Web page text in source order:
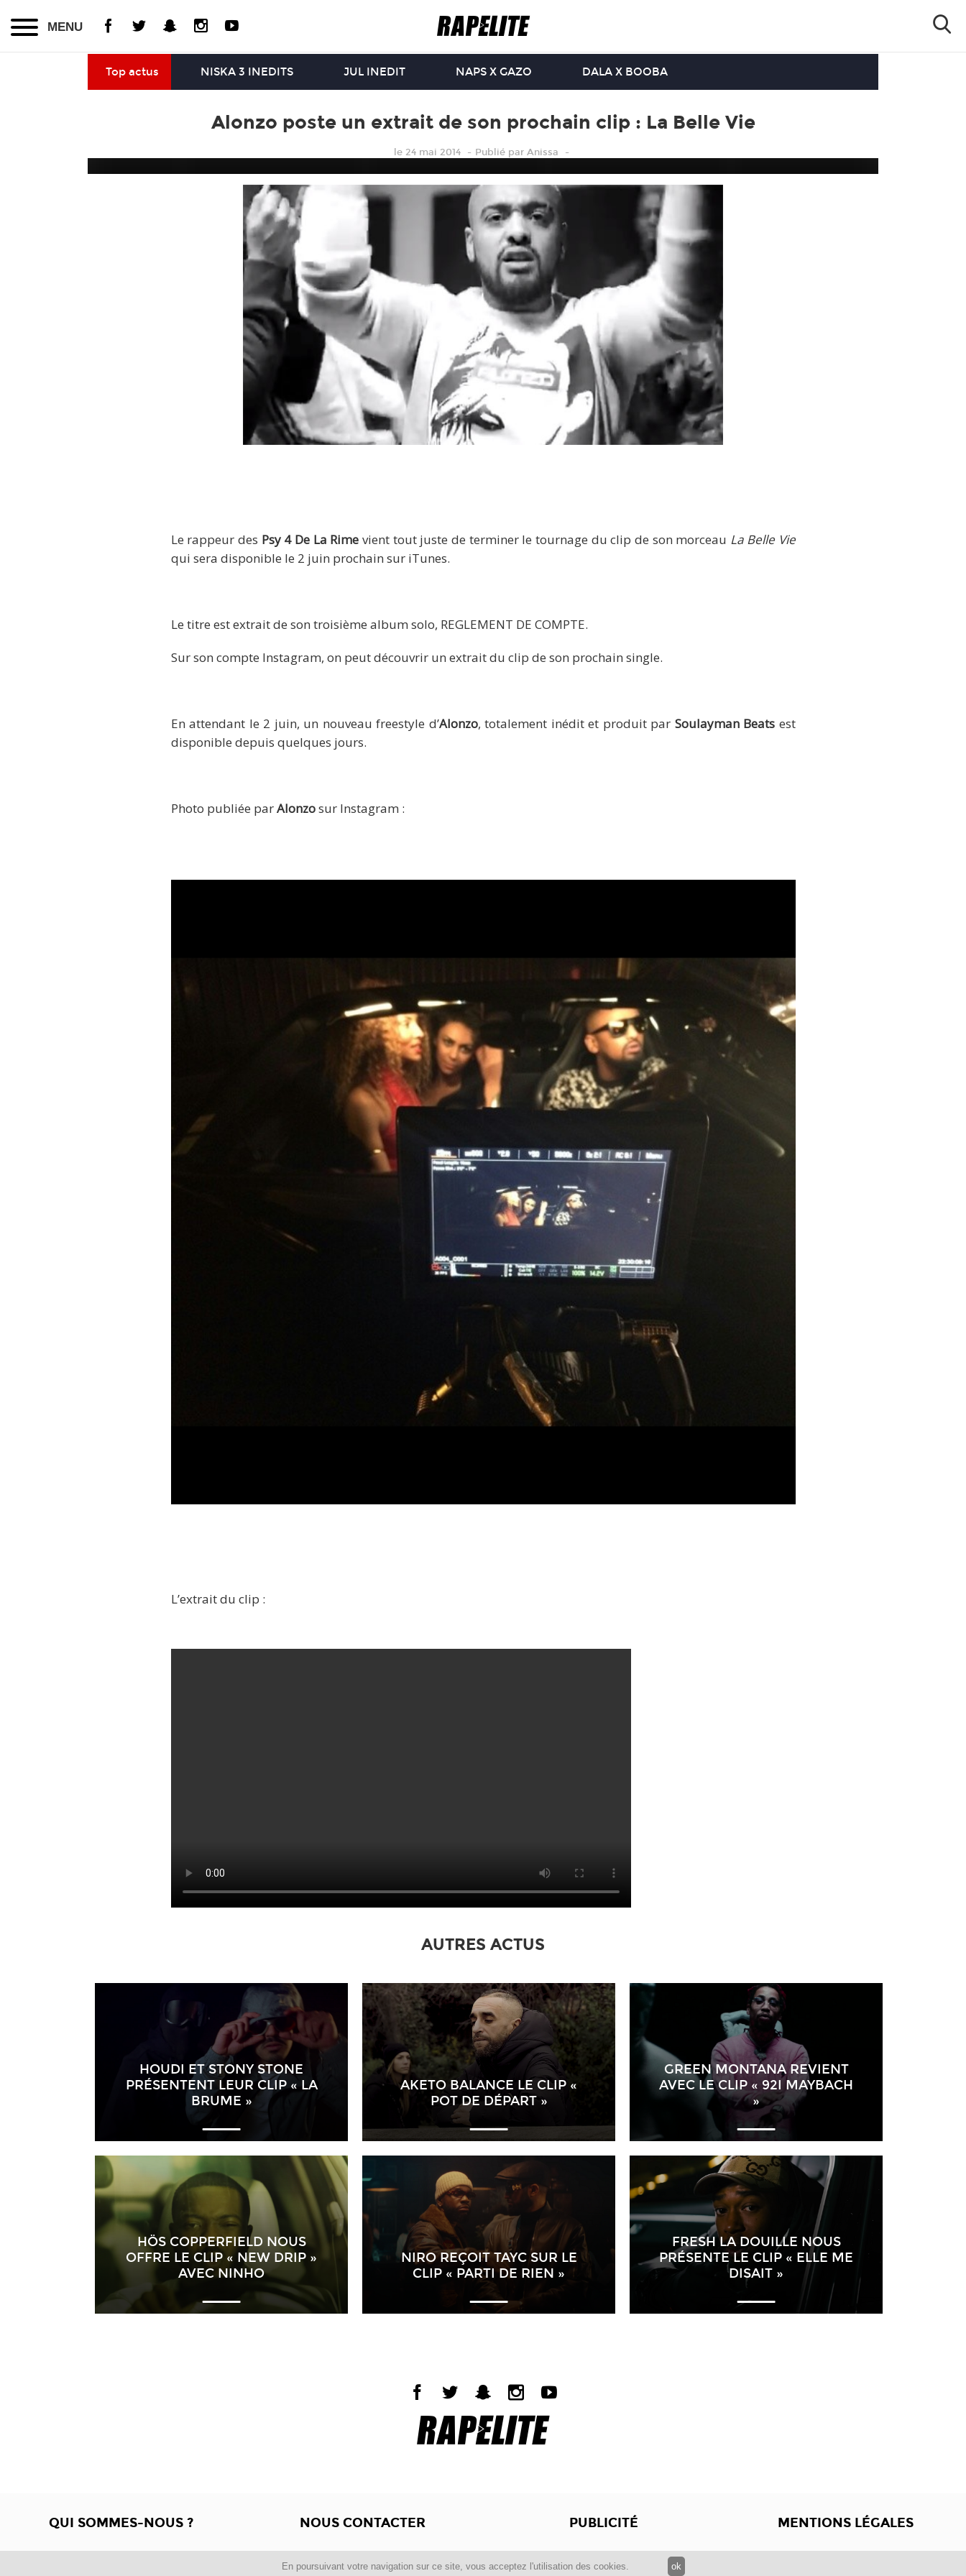
En poursuivant votre navigation sur ce site, vous acceptez l'utilisation des cookies. ok
MENU
Top actus NISKA 3 INEDITS JUL INEDIT NAPS X GAZO DALA X BOOBA
Alonzo poste un extrait de son prochain clip : La Belle Vie
le 24 mai 2014 Publiépar Anissa
Le rappeur des Psy 4 De La Rime vient tout juste de terminer le tournage du clip de son morceau La Belle Vie
qui sera disponible le 2 juin prochain sur iTunes.
Le titre est extrait de son troisième album solo, REGLEMENT DE COMPTE.
Sur son compte Instagram, on peut découvrir un extrait du clip de son prochain single.
En attendant le 2 juin, un nouveau freestyle d’Alonzo, totalement inédit et produit par Soulayman Beats est
disponible depuis quelques jours.
Photo publiée parAlonzosur Instagram :
L’extrait du clip :
AUTRES ACTUS
HOUDI ET STONY STONE
PRÉSENTENT LEUR CLIP « LA
BRUME »
AKETO BALANCE LE CLIP «
POT DE DÉPART »
GREEN MONTANA REVIENT
AVEC LE CLIP « 92I MAYBACH
»
HÖS COPPERFIELD NOUS
OFFRE LE CLIP « NEW DRIP »
AVEC NINHO
NIRO REÇOIT TAYC SUR LE
CLIP « PARTI DE RIEN »
FRESH LA DOUILLE NOUS
PRÉSENTE LE CLIP « ELLE ME
DISAIT »
QUI SOMMES-NOUS ? NOUS CONTACTER PUBLICITÉ MENTIONS LÉGALES